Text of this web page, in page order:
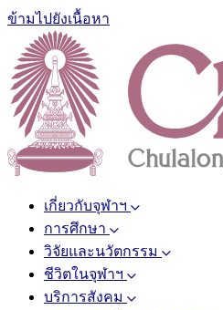
ข้ามไปยังเนื้อหา
เกี่ยวกับจุฬาฯ
การศึกษา
วิจัยและนวัตกรรม
ชีวิตในจุฬาฯ
บริการสังคม